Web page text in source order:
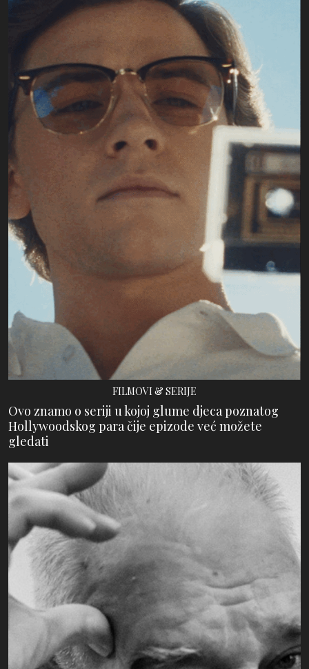
FILMOVI & SERIJE
Ovo znamo o seriji u kojoj glume djeca poznatog
Hollywoodskog para čije epizode već možete
gledati